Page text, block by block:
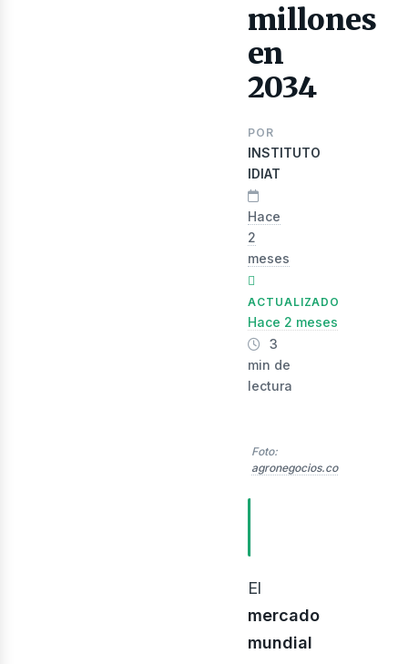
millones
en
2034
POR
INSTITUTO
IDIAT
Hace
2
meses
ACTUALIZADO
Hace 2 meses
3
min de
lectura
Foto:
agronegocios.co
El
mercado
mundial